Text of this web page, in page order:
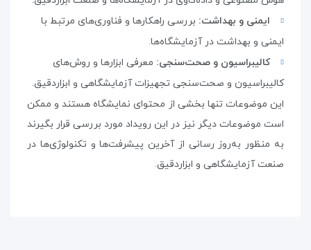
ایمنی و بهداشت: بررسی راهکارها و فناوری‌های مرتبط با
ایمنی و بهداشت در آزمایشگاه‌ها.
کالیبراسیون و صحت‌سنجی: معرفی ابزارها و روش‌های
کالیبراسیون و صحت‌سنجی تجهیزات آزمایشگاهی و ابزاردقیق.
این موضوعات تنها بخشی از محتوای نمایشگاه هستند و ممکن
است موضوعات دیگر نیز در این رویداد مورد بررسی قرار بگیرند
به منظور به‌روز رسانی از آخرین پیشرفت‌ها و تکنولوژی‌ها در
صنعت آزمایشگاهی و ابزاردقیق.